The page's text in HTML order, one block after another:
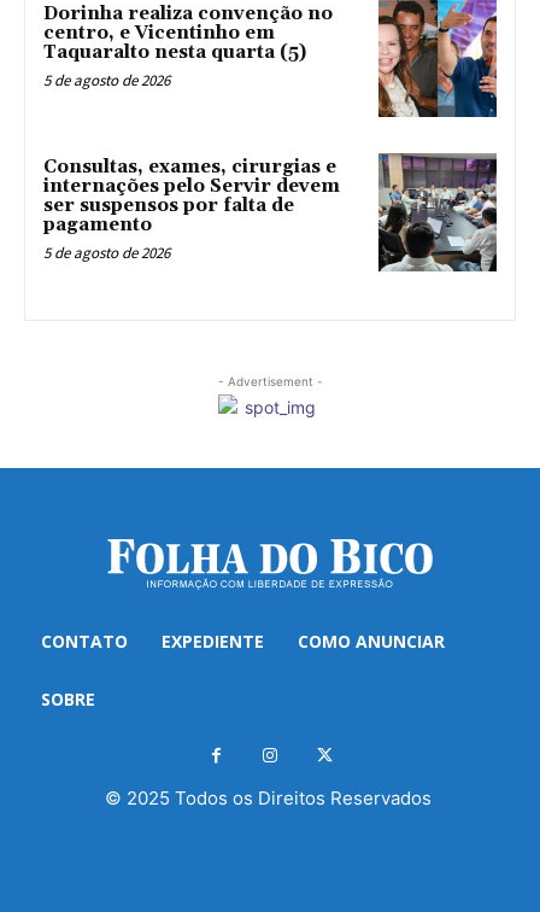
Dorinha realiza convenção no
centro, e Vicentinho em
Taquaralto nesta quarta (5)
5 de agosto de 2026
Consultas, exames, cirurgias e
internações pelo Servir devem
ser suspensos por falta de
pagamento
5 de agosto de 2026
- Advertisement -
CONTATO EXPEDIENTE COMO ANUNCIAR
SOBRE
© 2025 Todos os Direitos Reservados